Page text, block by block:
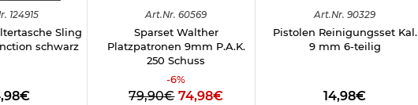
124915
Sling
schwarz
Art.Nr. 60569
Sparset Walther
Platzpatronen 9mm P.A.K.
250 Schuss
-6%
79,90€ 74,98€
Art.Nr. 90329
Pistolen Reinigungsset Kal.
9 mm 6-teilig
14,98€